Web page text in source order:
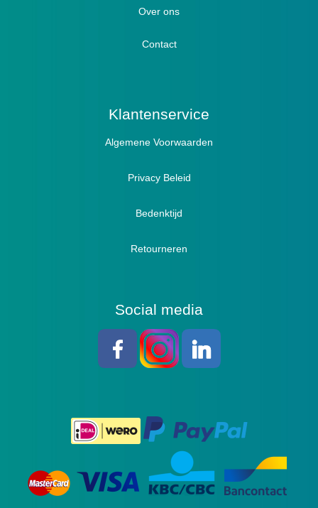
Winterboots
Lymph / Oedeem
Actief
Pantoffels
Sandalen
Hallux Valgus
Hamertenen
Over ons
Contact
Klantenservice
Algemene Voorwaarden
Privacy Beleid
Bedenktijd
Retourneren
Social media